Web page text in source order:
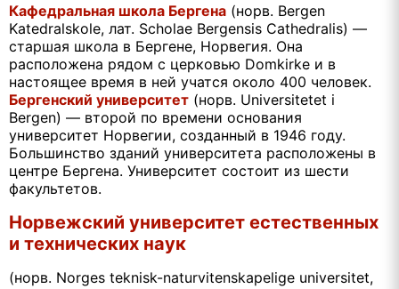
Кафедральная школа Бергенa (норв. Bergen
Katedralskole, лат. Scholae Bergensis Cathedralis) —
старшая школа в Бергене, Норвегия. Она
расположена рядом с церковью Domkirke и в
настоящее время в ней учатся около 400 человек.
Бергенский университет (норв. Universitetet i
Bergen) — второй по времени основания
университет Норвегии, созданный в 1946 году.
Большинство зданий университета расположены в
центре Бергена. Университет состоит из шести
факультетов.
Норвежский университет естественных
и технических наук
(норв. Norges teknisk-naturvitenskapelige universitet,